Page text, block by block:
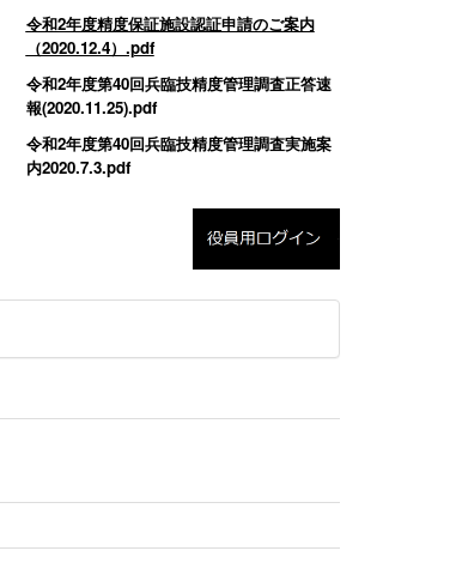
令和2年度精度保証施設認証申請のご案内
（2020.12.4）.pdf
令和2年度第40回兵臨技精度管理調査正答速
報(2020.11.25).pdf
令和2年度第40回兵臨技精度管理調査実施案
内2020.7.3.pdf